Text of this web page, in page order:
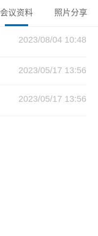
会议资料 照片分享
2023/08/04 10:48
2023/05/17 13:56
2023/05/17 13:56